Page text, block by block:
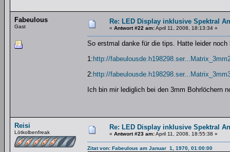
Fabeulous
Gast
Re: LED Display inklusive Spektral
« Antwort #22 am:April 11, 2008, 18:13:34 »
So erstmal danke für die tips. Hatte leider
1: http://
2: http://
Ich bin mir lediglich bei den 3mm Bohrlöchern
Reisi
Lötkolbenfreak
Re: LED Display inklusive Spektral
« Antwort #23 am:April 11, 2008, 18:55:38 »
Zitat von: Fabeulous am Januar 1, 1970, 01:00:00